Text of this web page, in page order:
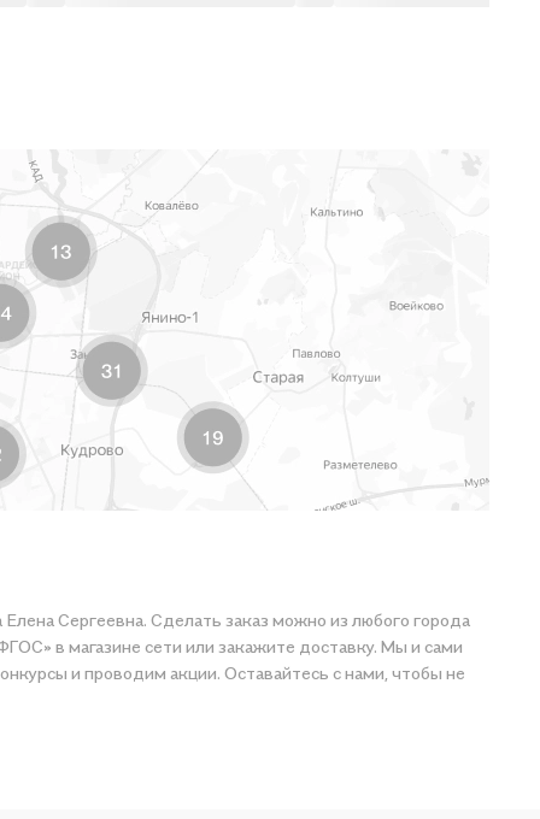
Сергеевна. Сделать заказ можно из любого города
в магазине сети или закажите доставку. Мы и сами